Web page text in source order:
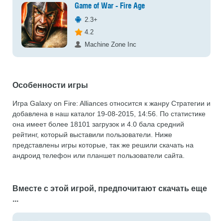
Game of War - Fire Age
2.3+
4.2
Machine Zone Inc
Особенности игры
Игра Galaxy on Fire: Alliances относится к жанру Стратегии и
добавлена в наш каталог 19-08-2015, 14:56. По статистике
она имеет более 18101 загрузок и 4.0 бала средний
рейтинг, который выставили пользователи. Ниже
представлены игры которые, так же решили скачать на
андроид телефон или планшет пользователи сайта.
Вместе с этой игрой, предпочитают скачать еще
...